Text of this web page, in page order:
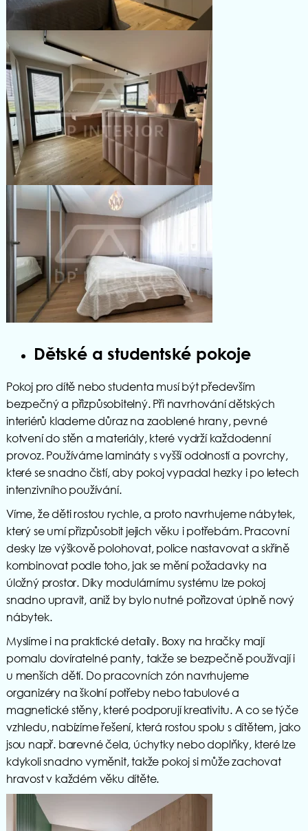
Dětské a studentské pokoje
Pokoj pro dítě nebo studenta musí být především
bezpečný a přizpůsobitelný. Při navrhování dětských
interiérů klademe důraz na zaoblené hrany, pevné
kotvení do stěn a materiály, které vydrží každodenní
provoz. Používáme lamináty s vyšší odolností a povrchy,
které se snadno čistí, aby pokoj vypadal hezky i po letech
intenzivního používání.
Víme, že děti rostou rychle, a proto navrhujeme nábytek,
který se umí přizpůsobit jejich věku i potřebám. Pracovní
desky lze výškově polohovat, police nastavovat a skříně
kombinovat podle toho, jak se mění požadavky na
úložný prostor. Díky modulárnímu systému lze pokoj
snadno upravit, aniž by bylo nutné pořizovat úplně nový
nábytek.
Myslíme i na praktické detaily. Boxy na hračky mají
pomalu dovíratelné panty, takže se bezpečně používají i
u menších dětí. Do pracovních zón navrhujeme
organizéry na školní potřeby nebo tabulové a
magnetické stěny, které podporují kreativitu. A co se týče
vzhledu, nabízíme řešení, která rostou spolu s dítětem, jako
jsou např. barevné čela, úchytky nebo doplňky, které lze
kdykoli snadno vyměnit, takže pokoj si může zachovat
hravost v každém věku dítěte.